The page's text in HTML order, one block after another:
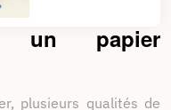
des expéditions
confiance pour vous
Rejoignez-nous
nos solutions de
à la fois.
un papier
plusieurs qualités de